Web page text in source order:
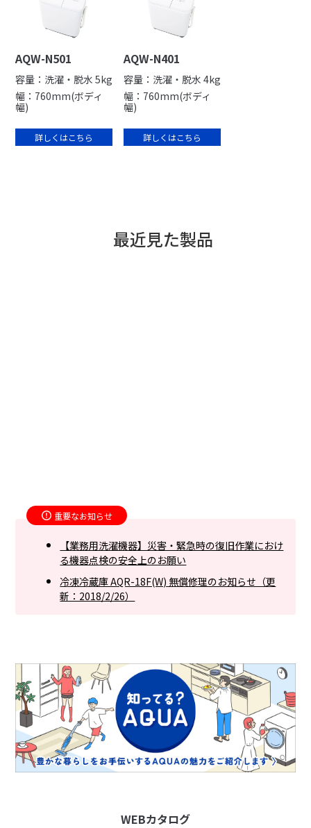
AQW-N501
容量：洗濯・脱水 5kg
幅：760mm(ボディ
幅)
詳しくはこちら
AQW-N401
容量：洗濯・脱水 4kg
幅：760mm(ボディ
幅)
詳しくはこちら
最近見た製品
重要なお知らせ
【業務用洗濯機器】災害・緊急時の復旧作業におけ
る機器点検の安全上のお願い
冷凍冷蔵庫 AQR-18F(W) 無償修理のお知らせ（更
新：2018/2/26）
WEBカタログ